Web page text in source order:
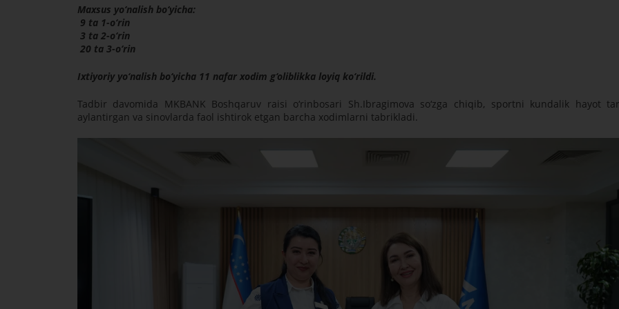
Maxsus yo‘nalish bo‘yicha:
9 ta 1-o‘rin
3 ta 2-o‘rin
20 ta 3-o‘rin
Ixtiyoriy yo‘nalish bo‘yicha 11 nafar xodim g‘oliblikka loyiq ko‘rildi.
Tadbir davomida MKBANK Boshqaruv raisi o‘rinbosari Sh.Ibragimova so‘zga chiqib, sportni kundalik hayot
aylantirgan va sinovlarda faol ishtirok etgan barcha xodimlarni tabrikladi.